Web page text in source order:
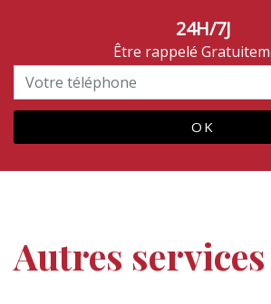
24H/7J
Être rappelé
Autres services